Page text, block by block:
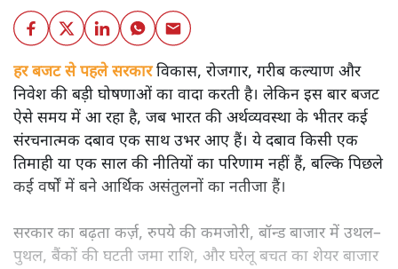
हर बजट से पहले सरकारविकास, रोजगार, गरीब कल्याण और
निवेश की बड़ी घोषणाओं का वादा करती है। लेकिन इस बार बजट
ऐसे समय में आ रहा है, जब भारत की अर्थव्यवस्था के भीतर कई
संरचनात्मक दबाव एक साथ उभर आए हैं। ये दबाव किसी एक
तिमाही या एक साल की नीतियों का परिणाम नहीं हैं, बल्कि पिछले
कई वर्षों में बने आर्थिक असंतुलनों का नतीजा हैं।
सरकार का बढ़ता कर्ज़, रुपये की कमजोरी, बॉन्ड बाजार में उथल–
पुथल, बैंकों की घटती जमा राशि, और घरेलू बचत का शेयर बाजार